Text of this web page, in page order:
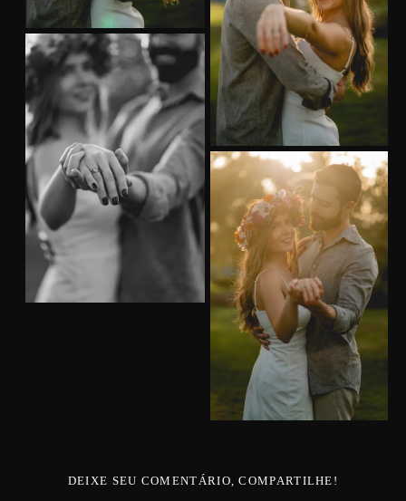
DEIXE SEU COMENTÁRIO, COMPARTILHE!